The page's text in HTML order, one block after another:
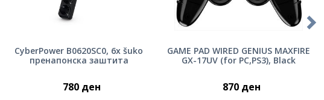
CyberPower B0620SC0, 6x šuko
пренапонска заштита
780 ден
GAME PAD WIRED GENIUS MAXFIRE
GX-17UV (for PC,PS3), Black
870 ден